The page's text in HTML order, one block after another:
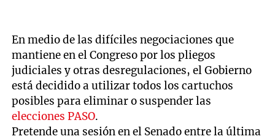
En medio de las difíciles negociaciones que
mantiene en el Congreso por los pliegos
judiciales y otras desregulaciones, el Gobierno
está decidido a utilizar todos los cartuchos
posibles para eliminar o suspender las
elecciones PASO.
Pretende una sesión en el Senado entre la última